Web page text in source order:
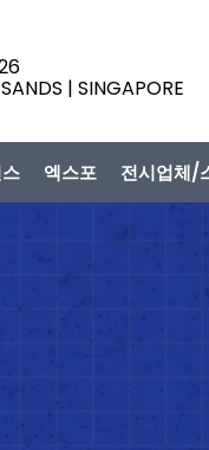
| SINGAPORE
엑스포 전시업체/